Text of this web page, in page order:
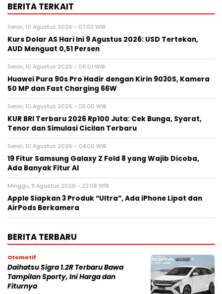
BERITA TERKAIT
Senin, 10 Agustus 2026 - 07:02 WIB
Kurs Dolar AS Hari Ini 9 Agustus 2026: USD Tertekan,
AUD Menguat 0,51 Persen
Senin, 10 Agustus 2026 - 06:01 WIB
Huawei Pura 90s Pro Hadir dengan Kirin 9030S, Kamera
50 MP dan Fast Charging 66W
Senin, 10 Agustus 2026 - 05:00 WIB
KUR BRI Terbaru 2026 Rp100 Juta: Cek Bunga, Syarat,
Tenor dan Simulasi Cicilan Terbaru
Senin, 10 Agustus 2026 - 04:00 WIB
19 Fitur Samsung Galaxy Z Fold 8 yang Wajib Dicoba,
Ada Banyak Fitur AI
Minggu, 9 Agustus 2026 - 22:08 WIB
Apple Siapkan 3 Produk “Ultra”, Ada iPhone Lipat dan
AirPods Berkamera
BERITA TERBARU
Otomotif
Daihatsu Sigra 1.2R Terbaru Bawa
Tampilan Sporty, Ini Harga dan
Fiturnya